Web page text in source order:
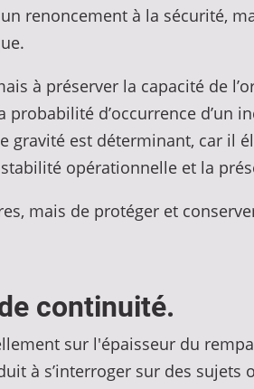
renoncement à la sécurité,
à préserver la capacité de
d’occurrence d’un
gravité est déterminant, car il
opérationnelle et la
mais de protéger et
continuité.
sur l'épaisseur du
à s’interroger sur des